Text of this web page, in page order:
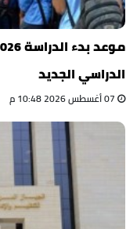
الدراسي الجديد